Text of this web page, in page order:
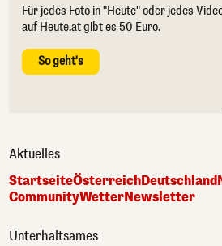
Für jedes Foto in "Heute" oder jedes
auf Heute.at gibt es 50 Euro.
So geht's
Aktuelles
StartseiteÖsterreichDeutschland
CommunityWetterNewsletter
Unterhaltsames